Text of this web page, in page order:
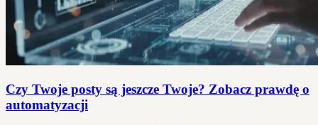
Czy Twoje posty są jeszcze Twoje? Zobacz prawdę o
automatyzacji